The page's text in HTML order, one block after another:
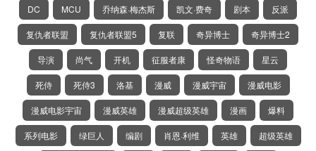
DC MCU 乔纳森·梅杰斯 凯文·费奇 剧本 反派
复仇者联盟 复仇者联盟5 复联 奇异博士 奇异博士2
导演 尚气 开机 征服者康 怪奇物语 星云
死侍 死侍3 洛基 漫威 漫威宇宙 漫威电影
漫威电影宇宙 漫威英雄 漫威超级英雄 漫画 爆料
系列电影 绿巨人 编剧 肖恩·利维 英雄 超级英雄